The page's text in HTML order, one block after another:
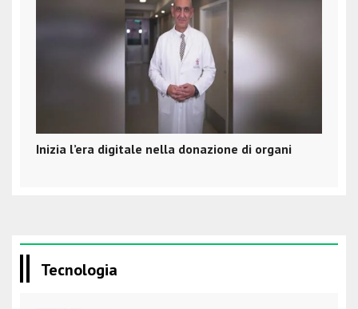
Inizia l’era digitale nella donazione di organi
Tecnologia